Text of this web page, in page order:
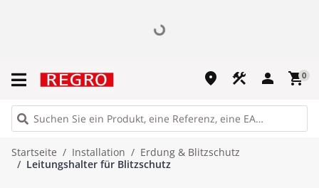
place construction person shopping_cart0
Startseite Installation
Erdung & Blitzschutz
Leitungshalter für Blitzschutz